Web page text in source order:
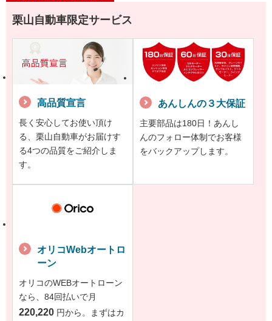
栗山自動車限定サービス
高品質宣言
長く安心してお使い頂け
る、栗山自動車がお届けす
る4つの品質をご紹介しま
す。
あんしんの３大保証
主要部品は180日！あんし
んのフォロー体制でお客様
をバックアップします。
オリコWebオートロ
ーン
オリコのWEBオートローン
なら、84回払いで月
220,220 円から。まずはカ